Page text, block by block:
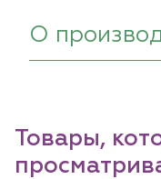
О
Товары,